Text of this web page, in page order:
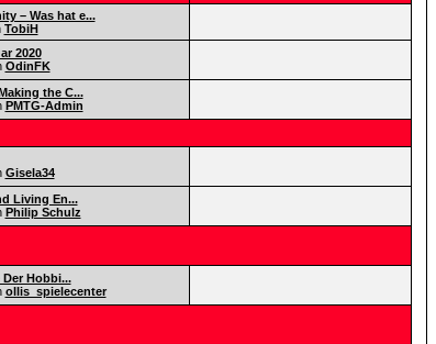
– Was hat e...
TobiH
2020
OdinFK
the C...
PMTG-Admin
Gisela34
Living En...
Philip Schulz
Der Hobbi...
ollis_spielecenter